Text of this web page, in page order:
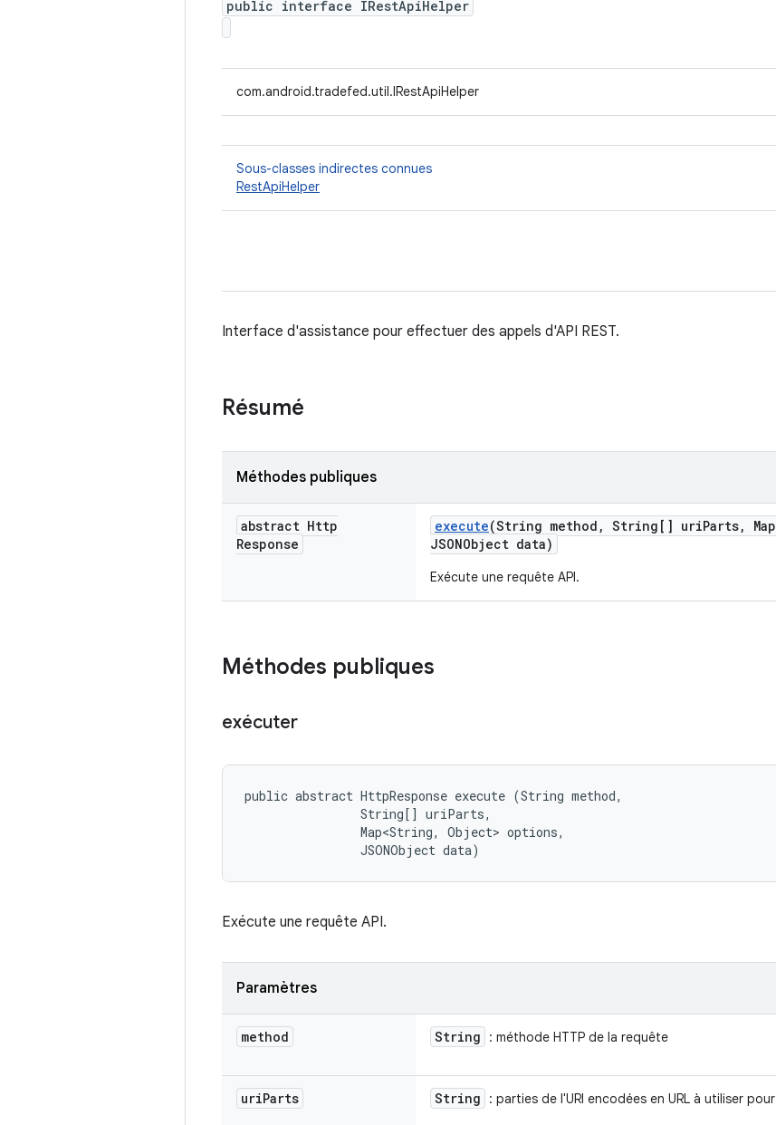
public interface IRestApiHelper
com.android.tradefed.util.IRestApiHelper
Sous-classes indirectes connues
RestApiHelper
Interface d'assistance pour effectuer des appels d'API REST.
Résumé
Méthodes publiques
abstract Http
Response
execute(String method , String[] uriParts,
JSONObject data)
Exécute une requête API.
Méthodes publiques
exécuter
public abstract HttpResponse execute (String method,
                String[] uriParts,
                Map<String, Object> options,
                JSONObject data)
Exécute une requête API.
Paramètres
method String : méthode HTTP de la requête
uriParts String : parties de l'URI encodées en URL à utiliser